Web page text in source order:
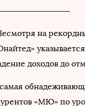
на
доходов до
«МЮ» по